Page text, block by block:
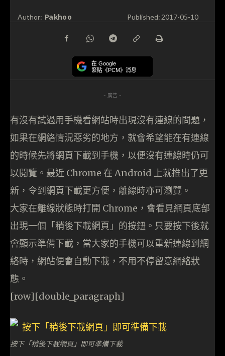
Author: Pakhoo Published:2017-05-10
在 Google
緊貼《PCM》消息
- 廣告 -
有沒有試過用手機看網站時出現沒有連線的問題，
如果在網絡情況惡劣的地方，就會希望能在有連線
的時候先將網頁下載到手機，以便沒有連線時仍可
以閱覽。最近 Chrome 在 Android 上就推出了更
新，令到網頁下載更方便，離線時亦可瀏覽。
大家在離線狀態時打開 Chrome，會看見網頁底部
出現一個「稍後下載網頁」的按鈕。只要按下後就
會顯示準備下載，當大家的手機可以重新連線到網
絡時，網站便會自動下載，不用不停留意網絡狀
態。
[row][double_paragraph]
按下「稍後下載網頁」即可準備下載